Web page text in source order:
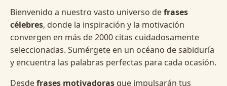
Bienvenido a nuestro vasto universo defrases
célebres, donde la inspiración y la motivación
convergen en más de 2000 citas cuidadosamente
seleccionadas. Sumérgete en un océano de sabiduría
y encuentra las palabras perfectas para cada ocasión.
Desdefrases motivadoras que impulsarán tus